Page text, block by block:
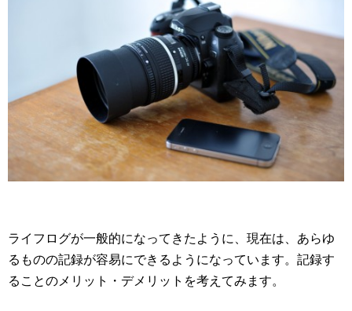
ライフログが一般的になってきたように、現在は、あらゆ
るものの記録が容易にできるようになっています。記録す
ることのメリット・デメリットを考えてみます。